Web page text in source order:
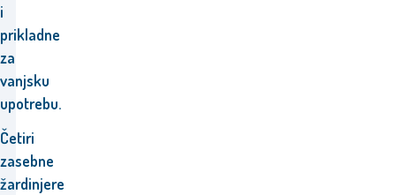
i
prikladne
za
vanjsku
upotrebu.
Četiri
zasebne
žardinjere